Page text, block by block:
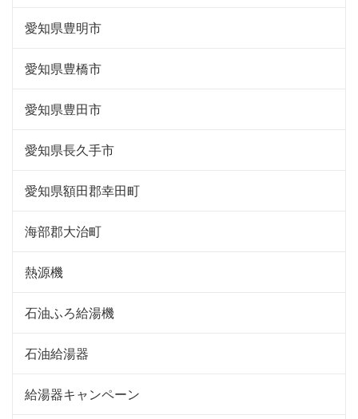
愛知県豊明市
愛知県豊橋市
愛知県豊田市
愛知県長久手市
愛知県額田郡幸田町
海部郡大治町
熱源機
石油ふろ給湯機
石油給湯器
給湯器キャンペーン